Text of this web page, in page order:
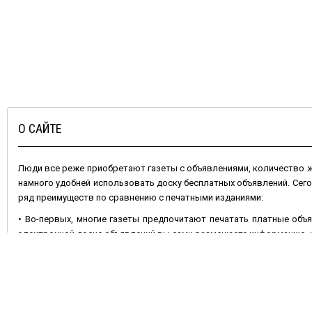
О САЙТЕ
Люди все реже приобретают газеты с объявлениями, количество
намного удобней использовать доску бесплатных объявлений.
ряд преимуществ по сравнению с печатными изданиями:
• Во-первых, многие газеты предпочитают печатать платные
электронной доске объявлений вы сами размещаете информацию,